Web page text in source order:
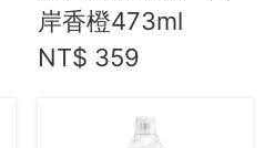
岸香橙473ml
NT$ 359